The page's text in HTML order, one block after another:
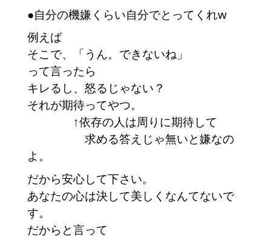
●自分の機嫌くらい自分でとってくれw
例えば
そこで、「うん。できないね」
って言ったら
キレるし、怒るじゃない？
それが期待ってやつ。
↑依存の人は周りに期待して
求める答えじゃ無いと嫌なの
よ。
だから安心して下さい。
あなたの心は決して美しくなんてないで
す。
だからと言って